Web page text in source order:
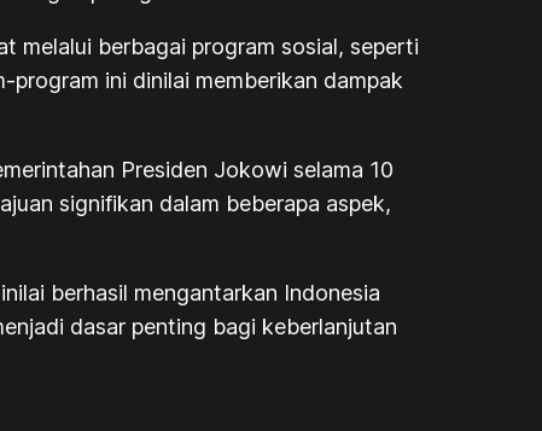
melalui berbagai program sosial, seperti
ini dinilai memberikan dampak
Presiden Jokowi selama 10
signifikan dalam beberapa aspek,
berhasil mengantarkan Indonesia
dasar penting bagi keberlanjutan